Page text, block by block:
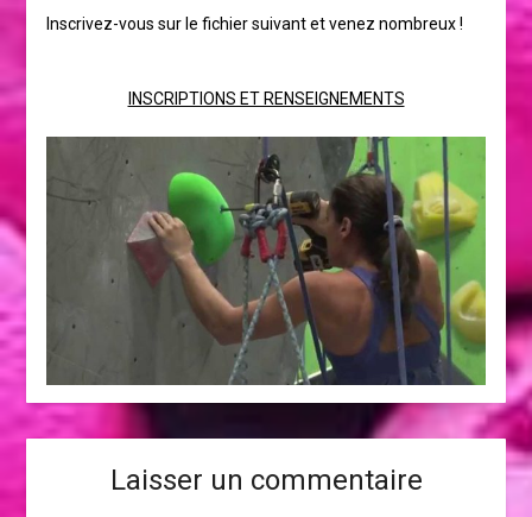
Inscrivez-vous sur le fichier suivant et venez nombreux !
INSCRIPTIONS ET RENSEIGNEMENTS
Laisser un commentaire